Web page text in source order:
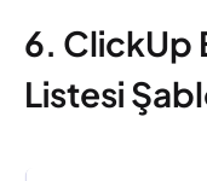
6. ClickUp
Listesi